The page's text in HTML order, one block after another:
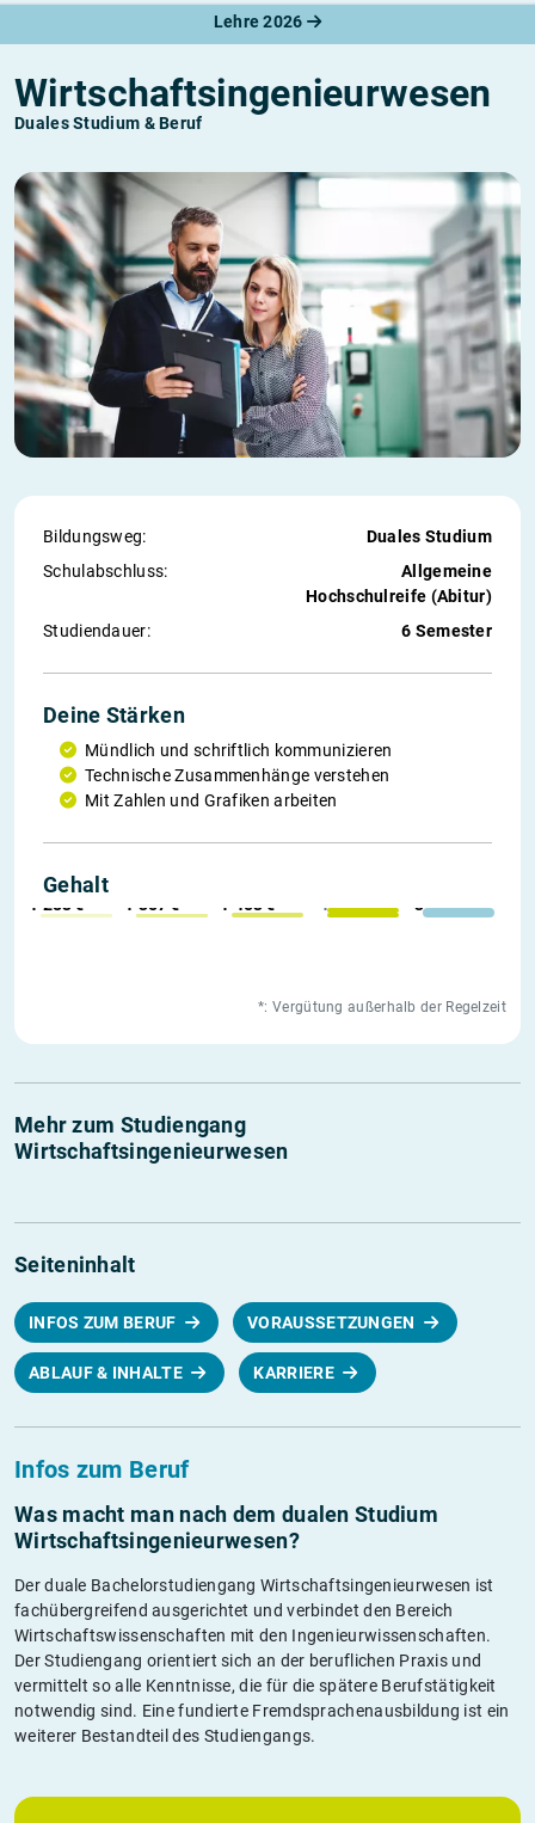
Lehre 2026
Wirtschaftsingenieurwesen
Duales Studium & Beruf
Bildungsweg:
Duales Studium
Schul­abschluss:
Allgemeine
Hochschulreife (Abitur)
Studiendauer:
6 Semester
Deine Stärken
Mündlich und schriftlich kommunizieren
Technische Zusammenhänge verstehen
Mit Zahlen und Grafiken arbeiten
Gehalt
1. Jahr
1 283 €
1 357 €
1 453 €
1 587 €
3 800 €
*: Vergütung außerhalb der Regelzeit
Mehr zum Studiengang
Wirtschaftsingenieurwesen
Seiteninhalt
INFOS ZUM BERUF VORAUSSETZUNGEN
ABLAUF & INHALTE KARRIERE
Infos zum Beruf
Was macht man nach dem dualen Studium
Wirtschaftsingenieurwesen?
Der duale Bachelorstudiengang Wirtschaftsingenieurwesen ist
fachübergreifend ausgerichtet und verbindet den Bereich
Wirtschaftswissenschaften mit den Ingenieurwissenschaften.
Der Studiengang orientiert sich an der beruflichen Praxis und
vermittelt so alle Kenntnisse, die für die spätere Berufstätigkeit
notwendig sind. Eine fundierte Fremdsprachenausbildung ist ein
weiterer Bestandteil des Studiengangs.